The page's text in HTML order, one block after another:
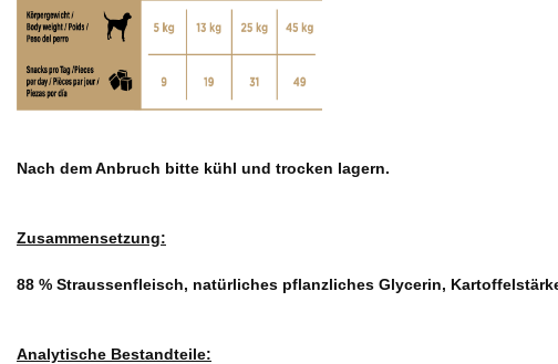
Nach dem Anbruch bitte kühl und trocken lagern.
Zusammensetzung:
88 % Straussenfleisch, natürliches pflanzliches Glycerin,
Analytische Bestandteile: